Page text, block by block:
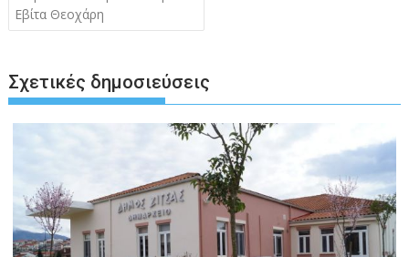
Εβίτα Θεοχάρη
Σχετικές δημοσιεύσεις